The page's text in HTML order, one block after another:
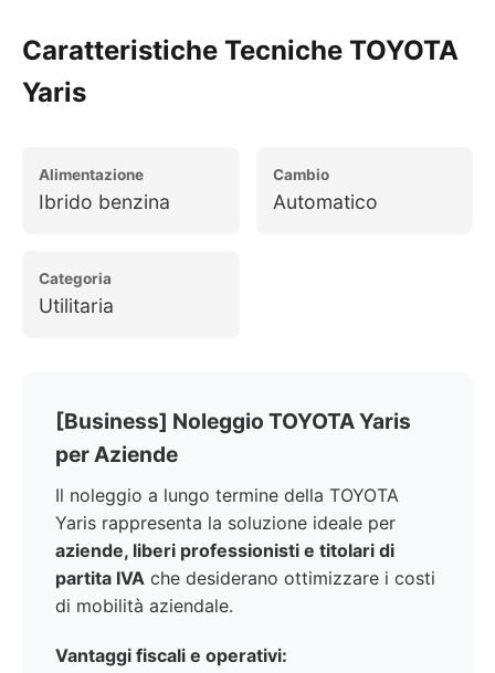
Caratteristiche Tecniche TOYOTA
Yaris
Alimentazione
Ibrido benzina
Cambio
Automatico
Categoria
Utilitaria
[Business] Noleggio TOYOTA Yaris
per Aziende
Il noleggio a lungo termine della TOYOTA
Yaris rappresenta la soluzione ideale per
aziende, liberi professionisti e titolari di
partita IVA che desiderano ottimizzare i costi
di mobilità aziendale.
Vantaggi fiscali e operativi: